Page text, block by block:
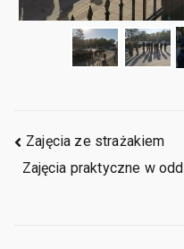
Zajęcia ze strażakiem
Zajęcia praktyczne w